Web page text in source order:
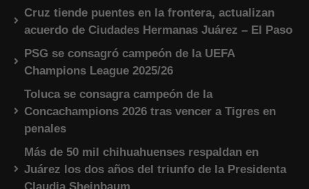
Cruz tiende puentes en la frontera, actualizan
acuerdo de Ciudades Hermanas Juárez – El Paso
PSG se consagró campeón de la UEFA
Champions League 2025/26
Toluca se consagra campeón de la
Concachampions 2026 tras vencer a Tigres en
penales
Más de 50 mil chihuahuenses respaldan en
Juárez los dos años del triunfo de la Presidenta